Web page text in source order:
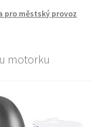
pro městský provoz
motorku